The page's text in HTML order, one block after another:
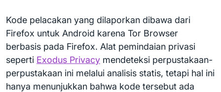
Kode pelacakan yang dilaporkan dibawa dari
Firefox untuk Android karena Tor Browser
berbasis pada Firefox. Alat pemindaian privasi
seperti Exodus Privacy mendeteksi perpustakaan-
perpustakaan ini melalui analisis statis, tetapi hal ini
hanya menunjukkan bahwa kode tersebut ada